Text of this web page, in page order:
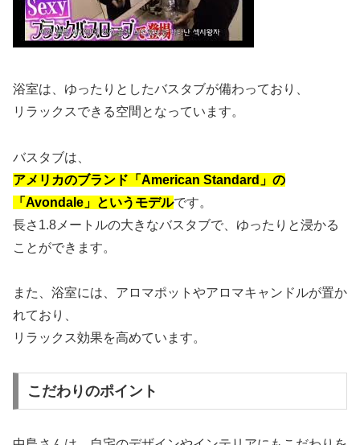
浴室は、ゆったりとしたバスタブが備わっており、
リラックスできる空間となっています。
バスタブは、
アメリカのブランド「American Standard」の
「Avondale」というモデルです。
長さ1.8メートルの大きなバスタブで、ゆったりと浸かる
ことができます。
また、浴室には、アロマポットやアロマキャンドルが置か
れており、
リラックス効果を高めています。
こだわりのポイント